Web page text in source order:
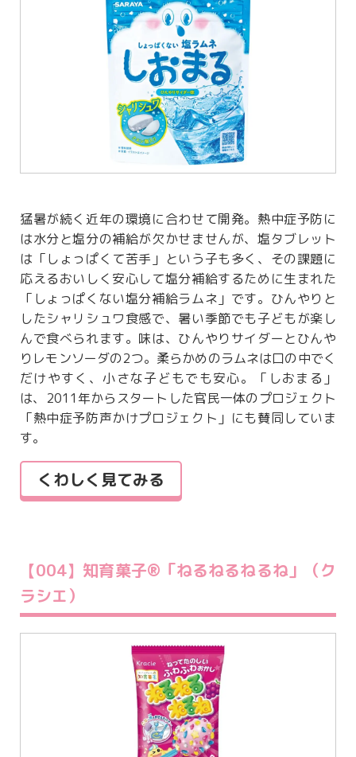
猛暑が続く近年の環境に合わせて開発。熱中症予防に
は水分と塩分の補給が欠かせませんが、塩タブレット
は「しょっぱくて苦手」という子も多く、その課題に
応えるおいしく安心して塩分補給するために生まれた
「しょっぱくない塩分補給ラムネ」です。ひんやりと
したシャリシュワ食感で、暑い季節でも子どもが楽し
んで食べられます。味は、ひんやりサイダーとひんや
りレモンソーダの2つ。柔らかめのラムネは口の中でく
だけやすく、小さな子どもでも安心。「しおまる」
は、2011年からスタートした官民一体のプロジェクト
「熱中症予防声かけプロジェクト」にも賛同していま
す。
くわしく見てみる
【004】知育菓子®「ねるねるねるね」（ク
ラシエ）